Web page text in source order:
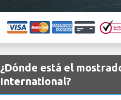
¿Dónde está el
International?